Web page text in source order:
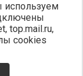
используем
top.mail.ru,
cookies